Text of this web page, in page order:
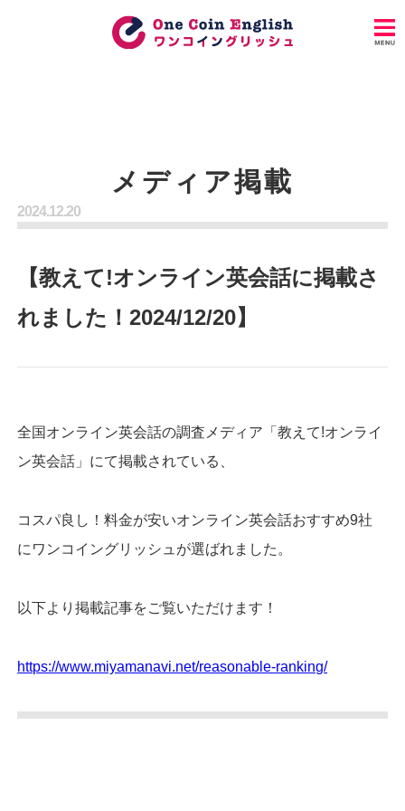
メディア掲載
2024.12.20
【教えて!オンライン英会話に掲載さ
れました！2024/12/20】
全国オンライン英会話の調査メディア「教えて!オンライ
ン英会話」にて掲載されている、
コスパ良し！料金が安いオンライン英会話おすすめ9社
にワンコイングリッシュが選ばれました。
以下より掲載記事をご覧いただけます！
https://www.miyamanavi.net/reasonable-ranking/